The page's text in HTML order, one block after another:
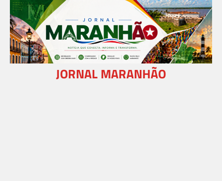
Skip
content
JORNAL MARANHÃO